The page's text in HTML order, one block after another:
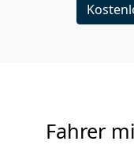
Fahrer